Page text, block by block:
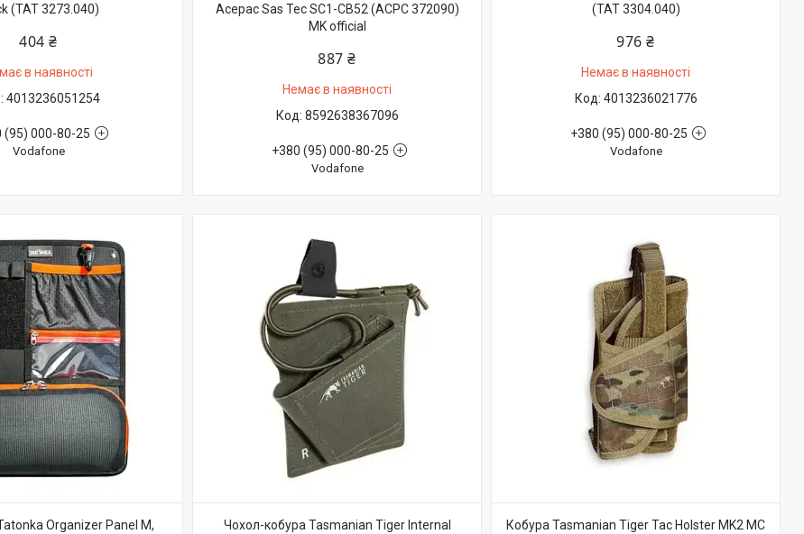
(TAT 3273.040)
404 ₴
в наявності
4013236051254
(95) 000-80-25
Vodafone
Acepac Sas Tec SC1-CB52 (ACPC 372090)
MK official
887 ₴
Немає в наявності
8592638367096
+380 (95) 000-80-25
Vodafone
(TAT 3304.040)
976 ₴
Немає в наявності
4013236021776
+380 (95) 000-80-25
Vodafone
Organizer Panel M,
Чохол-кобура Tasmanian Tiger Internal
Кобура Tasmanian Tiger Tac Holster MK2 MC